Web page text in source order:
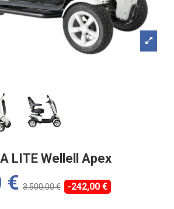
LITE Wellell Apex
€ 3.500,00 € -242,00 €